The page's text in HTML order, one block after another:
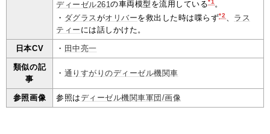
ディーゼル261の車両模型を流用している*1。
・ ダグラス がオリバーを救出した時は喋らず*2、 ラス
ティー には話しかけた。
日本CV ・ 田中亮一
類似の記
事
・ 通りすがりのディーゼル機関車
参照画像 参照はディーゼル機関車軍団/画像